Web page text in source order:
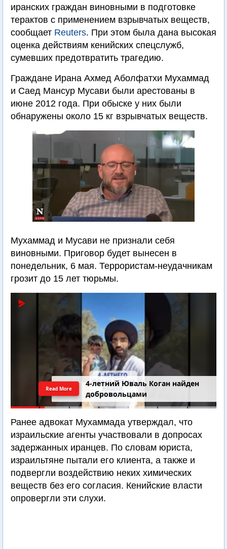
иранских граждан виновными в подготовке
терактов с применением взрывчатых веществ,
сообщает Reuters. При этом была дана высокая
оценка действиям кенийских спецслужб,
сумевших предотвратить трагедию.
Граждане Ирана Ахмед Аболфатхи Мухаммад
и Саед Мансур Мусави были арестованы в
июне 2012 года. При обыске у них были
обнаружены около 15 кг взрывчатых веществ.
Мухаммад и Мусави не признали себя
виновными. Приговор будет вынесен в
понедельник, 6 мая. Террористам-неудачникам
грозит до 15 лет тюрьмы.
4-летний Юваль Коган найден
добровольцами
Read More
Ранее адвокат Мухаммада утверждал, что
израильские агенты участвовали в допросах
задержанных иранцев. По словам юриста,
израильтяне пытали его клиента, а также и
подвергли воздействию неких химических
веществ без его согласия. Кенийские власти
опровергли эти слухи.